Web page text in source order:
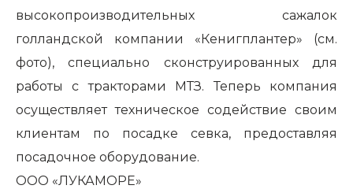
высокопроизводительных сажалок
голландской компании «Кенигплантер» (см.
фото), специально сконструированных для
работы с тракторами МТЗ. Теперь компания
осуществляет техническое содействие своим
клиентам по посадке севка, предоставляя
посадочное оборудование.
ООО «ЛУКАМОРЕ»